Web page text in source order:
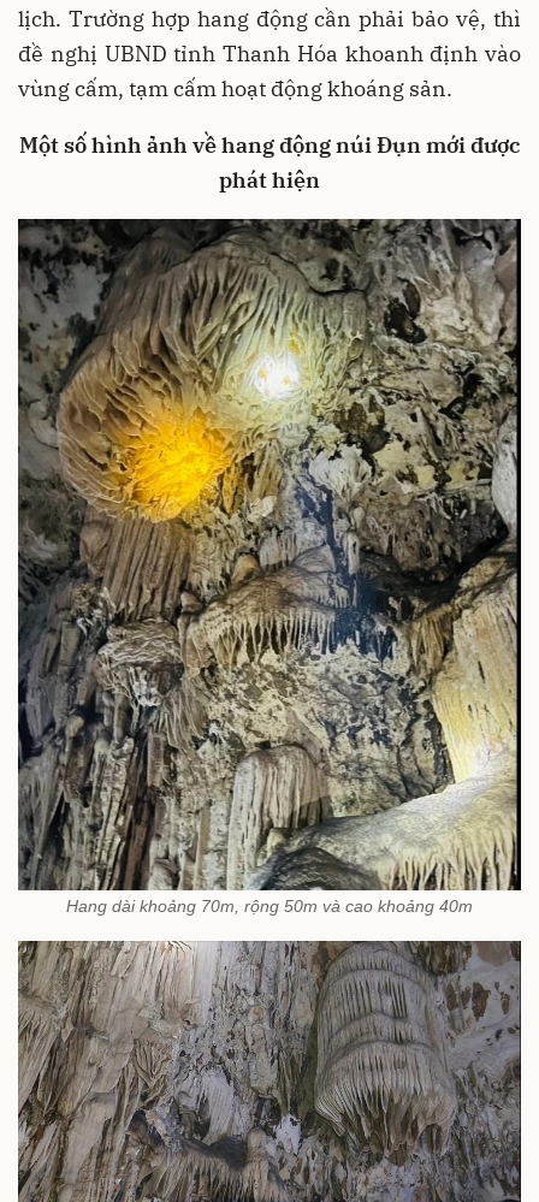
lịch. Trường hợp hang động cần phải bảo vệ, thì
đề nghị UBND tỉnh Thanh Hóa khoanh định vào
vùng cấm, tạm cấm hoạt động khoáng sản.
Một số hình ảnh về hang động núi Đụn mới được
phát hiện
Hang dài khoảng 70m, rộng 50m và cao khoảng 40m